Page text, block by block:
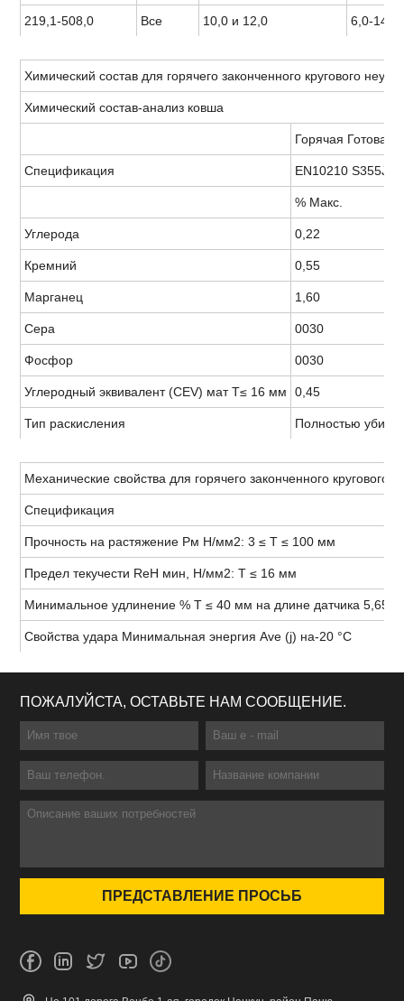
219,1-508,0 Все 10,0 и 12,0 6,0-14,6
Химический состав для горячего законченного кругового
Химический состав-анализ ковша
Горячая Готовая
Спецификация EN10210
% Макс.
Углерода 0,22
Кремний 0,55
Марганец 1,60
Сера 0030
Фосфор 0030
Углеродный эквивалент (CEV) мат T≤ 16 мм 0,45
Тип раскисления Полностью
Механические свойства для горячего законченного кругового
Спецификация
Прочность на растяжение Рм Н/мм2: 3 ≤ Т ≤ 100 мм
Предел текучести ReH мин, Н/мм2: T ≤ 16 мм
Минимальное удлинение % T ≤ 40 мм на длине датчика 5,65.
Свойства удара Минимальная энергия Ave (j) на-20 °C
ПОЖАЛУЙСТА, ОСТАВЬТЕ НАМ СООБЩЕНИЕ.